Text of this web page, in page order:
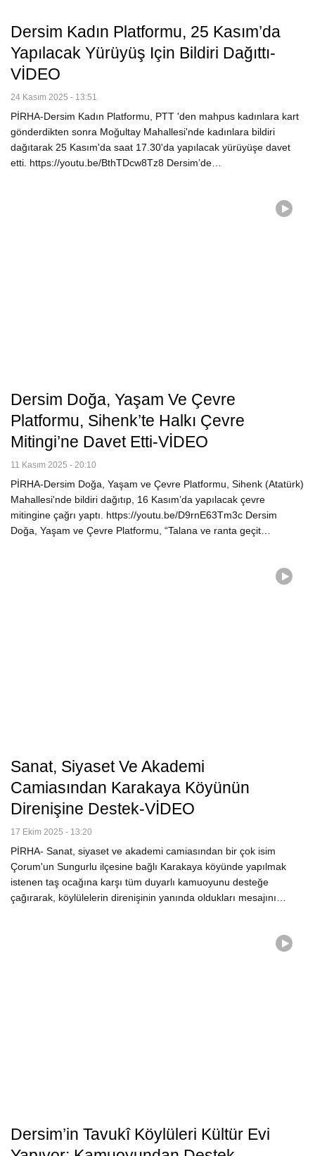
Dersim Kadın Platformu, 25 Kasım’da
Yapılacak Yürüyüş Için Bildiri Dağıttı-
VİDEO
24 Kasım 2025 - 13:51
PİRHA-Dersim Kadın Platformu, PTT 'den mahpus kadınlara kart
gönderdikten sonra Moğultay Mahallesi'nde kadınlara bildiri
dağıtarak 25 Kasım'da saat 17.30'da yapılacak yürüyüşe davet
etti. https://youtu.be/BthTDcw8Tz8 Dersim’de…
Dersim Doğa, Yaşam Ve Çevre
Platformu, Sihenk’te Halkı Çevre
Mitingi’ne Davet Etti-VİDEO
11 Kasım 2025 - 20:10
PİRHA-Dersim Doğa, Yaşam ve Çevre Platformu, Sihenk (Atatürk)
Mahallesi'nde bildiri dağıtıp, 16 Kasım’da yapılacak çevre
mitingine çağrı yaptı. https://youtu.be/D9rnE63Tm3c Dersim
Doğa, Yaşam ve Çevre Platformu, “Talana ve ranta geçit…
Sanat, Siyaset Ve Akademi
Camiasından Karakaya Köyünün
Direnişine Destek-VİDEO
17 Ekim 2025 - 13:20
PİRHA- Sanat, siyaset ve akademi camiasından bir çok isim
Çorum'un Sungurlu ilçesine bağlı Karakaya köyünde yapılmak
istenen taş ocağına karşı tüm duyarlı kamuoyunu desteğe
çağırarak, köylülelerin direnişinin yanında oldukları mesajını…
Dersim’in Tavukî Köylüleri Kültür Evi